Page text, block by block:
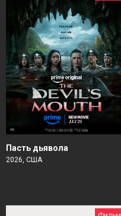
Пасть дьявола
2026, США